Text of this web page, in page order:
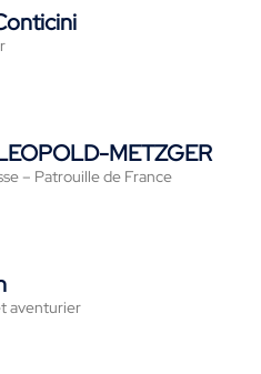
METZGER
– Patrouille de France
aventurier